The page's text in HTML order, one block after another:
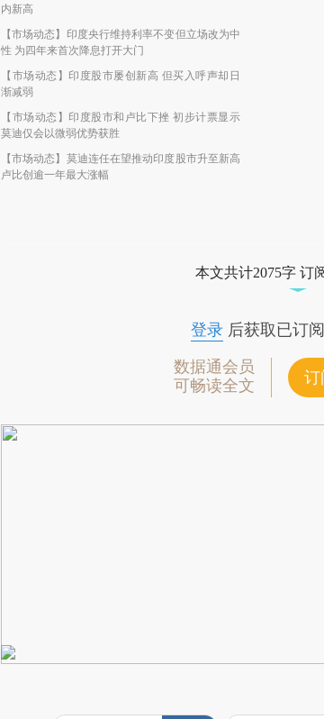
内新高
【市场动态】印度央行维持利率不变但立场改为中
性 为四年来首次降息打开大门
【市场动态】印度股市屡创新高 但买入呼声却日
渐减弱
【市场动态】印度股市和卢比下挫 初步计票显示
莫迪仅会以微弱优势获胜
【市场动态】莫迪连任在望推动印度股市升至新高
卢比创逾一年最大涨幅
本文共计2075字 订
登录后获取已订
数据通会员
可畅读全文
订